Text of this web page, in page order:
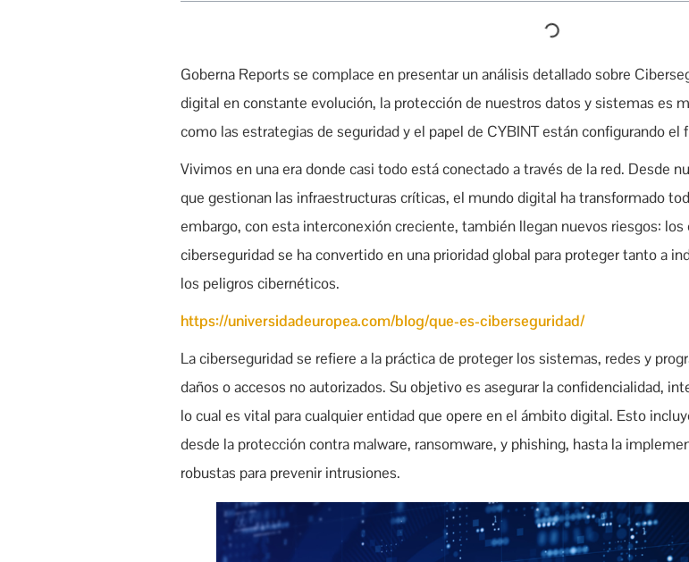
Goberna Reports se complace en presentar un análisis detallado sobre
digital en constante evolución, la protección de nuestros datos y sistemas es
como las estrategias de seguridad y el papel de CYBINT están configurando el
Vivimos en una era donde casi todo está conectado a través de la red. Desde
que gestionan las infraestructuras críticas, el mundo digital ha transformado
embargo, con esta interconexión creciente, también llegan nuevos riesgos:
ciberseguridad se ha convertido en una prioridad global para proteger tanto a
los peligros cibernéticos.
https://universidadeuropea.com/blog/que-es-ciberseguridad/
La ciberseguridad se refiere a la práctica de proteger los sistemas, redes y
daños o accesos no autorizados. Su objetivo es asegurar la confidencialidad,
lo cual es vital para cualquier entidad que opere en el ámbito digital. Esto
desde la protección contra malware, ransomware, y phishing, hasta la
robustas para prevenir intrusiones.